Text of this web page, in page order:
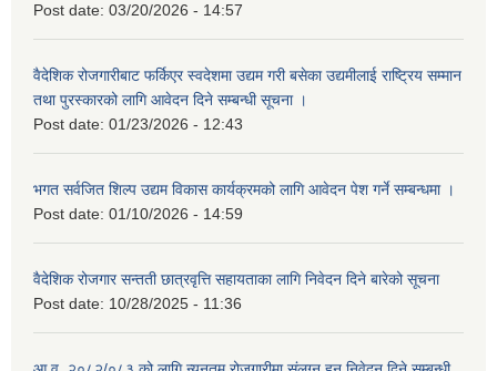
Post date: 03/20/2026 - 14:57
वैदेशिक रोजगारीबाट फर्किएर स्वदेशमा उद्यम गरी बसेका उद्यमीलाई राष्ट्रिय सम्मान
तथा पुरस्कारको लागि आवेदन दिने सम्बन्धी सूचना ।
Post date: 01/23/2026 - 12:43
भगत सर्वजित शिल्प उद्यम विकास कार्यक्रमको लागि आवेदन पेश गर्ने सम्बन्धमा ।
Post date: 01/10/2026 - 14:59
वैदेशिक रोजगार सन्तती छात्रवृत्ति सहायताका लागि निवेदन दिने बारेको सूचना
Post date: 10/28/2025 - 11:36